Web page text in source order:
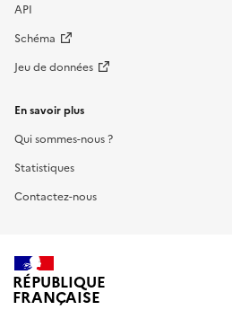
API
Schéma
Jeu de données
En savoir plus
Qui sommes-nous ?
Statistiques
Contactez-nous
RÉPUBLIQUE
FRANÇAISE